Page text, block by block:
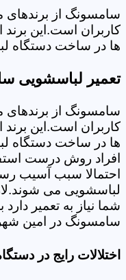
سامسونگ از برندهای
کاربران است.این برند
ها در ساخت دستگاه
تعمیر لباسشویی
سامسونگ از برندهای
کاربران است.این برند
ها در ساخت دستگاه
افراد روش درست
احتمالا سبب آسیب
لباسشویی می
شما نیاز به تعمیر
سامسونگ در امین شهر
اختلالات رایج در